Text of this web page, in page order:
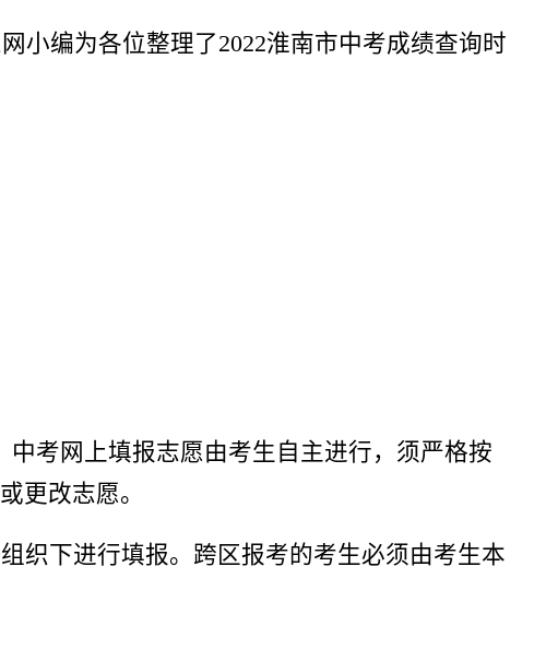
小编为各位整理了2022淮南市中考成绩查询时
考网上填报志愿由考生自主进行，须严格按
更改志愿。
织下进行填报。跨区报考的考生必须由考生本